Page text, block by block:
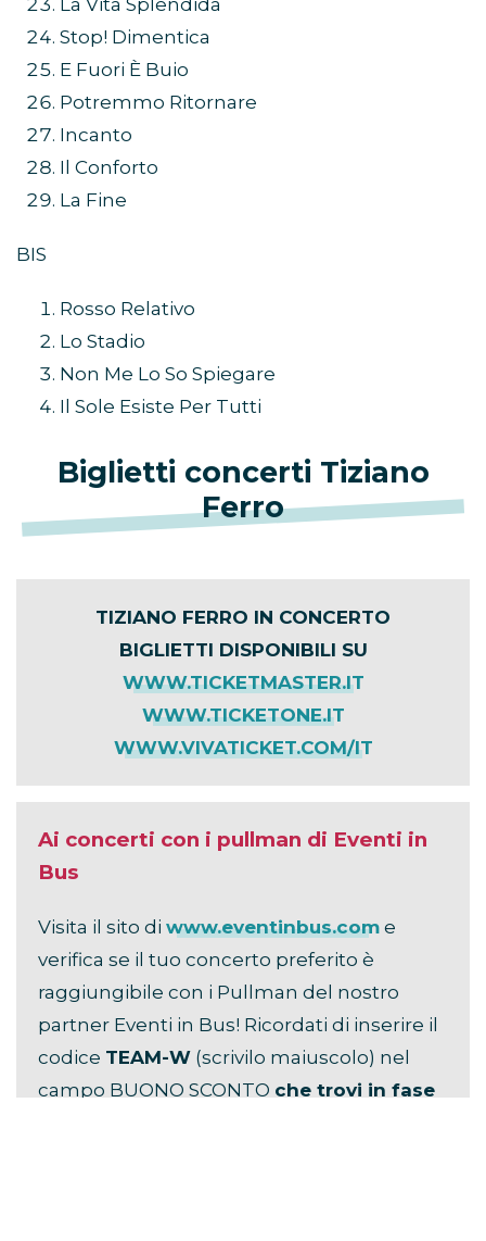
La Vita Splendida
Stop! Dimentica
E Fuori È Buio
Potremmo Ritornare
Incanto
Il Conforto
La Fine
BIS
Rosso Relativo
Lo Stadio
Non Me Lo So Spiegare
Il Sole Esiste Per Tutti
Biglietti concerti Tiziano
Ferro
TIZIANO FERRO IN CONCERTO
BIGLIETTI DISPONIBILI SU
WWW.TICKETMASTER.IT
WWW.TICKETONE.IT
WWW.VIVATICKET.COM/IT
Ai concerti con i pullman di Eventi in
Bus
Visita il sito di www.eventinbus.com e
verifica se il tuo concerto preferito è
raggiungibile con i Pullman del nostro
partner Eventi in Bus! Ricordati di inserire il
codice TEAM-W (scrivilo maiuscolo) nel
campo BUONO SCONTO che trovi in fase